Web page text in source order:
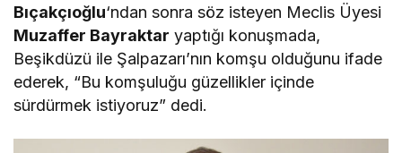
Bıçakçıoğlu‘ndan sonra söz isteyen Meclis Üyesi
Muzaffer Bayraktar yaptığı konuşmada,
Beşikdüzü ile Şalpazarı’nın komşu olduğunu ifade
ederek, “Bu komşuluğu güzellikler içinde
sürdürmek istiyoruz” dedi.